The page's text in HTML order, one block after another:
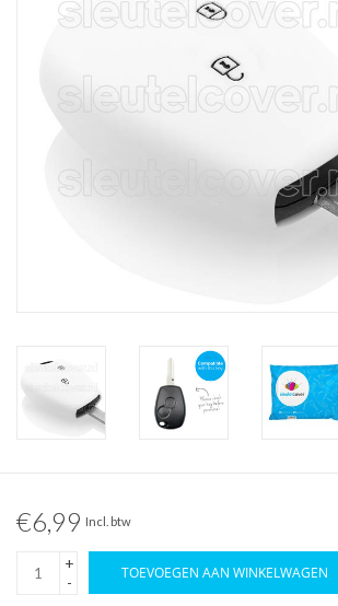
€6,99 Incl. btw
+
-
TOEVOEGEN AAN WINKELWAGEN